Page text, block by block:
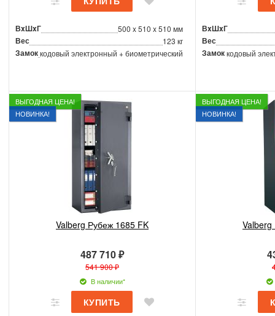
ВxШxГ 500 x 510 x 510 мм
Вес 123 кг
Замоккодовый электронный + биометрический
ВxШxГ
Вес
Замоккодовый
ВЫГОДНАЯ ЦЕНА!
НОВИНКА!
Valberg Рубеж 1685 FK
487 710 ₽
541 900 ₽
В наличии*
ВЫГОДНАЯ ЦЕНА!
НОВИНКА!